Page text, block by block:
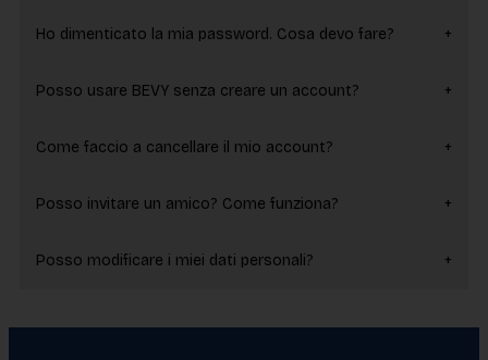
Ho dimenticato la mia password. Cosa devo fare?
Posso usare BEVY senza creare un account?
Come faccio a cancellare il mio account?
Posso invitare un amico? Come funziona?
Posso modificare i miei dati personali?